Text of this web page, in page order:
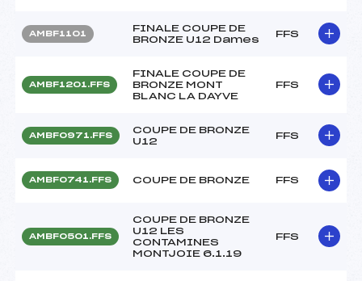
AMBF1101
FINALE COUPE DE
BRONZE U12 Dames
FFS
AMBF1201.FFS
FINALE COUPE DE
BRONZE MONT
BLANC LA DAYVE
FFS
AMBF0971.FFS
COUPE DE BRONZE
U12
FFS
AMBF0741.FFS COUPE DE BRONZE FFS
AMBF0501.FFS
COUPE DE BRONZE
U12 LES
CONTAMINES
MONTJOIE 6.1.19
FFS